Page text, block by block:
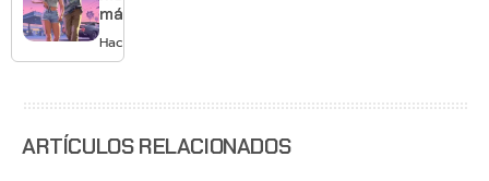
más de
GTA 6 en
agosto
Hace 1 día
ARTÍCULOS RELACIONADOS